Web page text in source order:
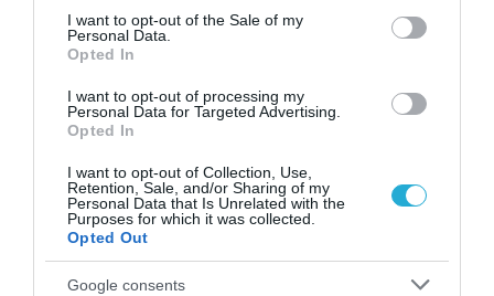
consent section.
I want to opt-out of the Sale of my
Personal Data.
Opted In
I want to opt-out of processing my
Personal Data for Targeted Advertising.
Opted In
I want to opt-out of Collection, Use,
Retention, Sale, and/or Sharing of my
Personal Data that Is Unrelated with the
Purposes for which it was collected.
Opted Out
Google consents
και πατάτες), «φάβα» ή «φαβατοκεφτέδες»
(κροκέτες από αμοργιανά κίτρινα μπιζέλια).
Γενικά η Αμοργός φημίζεται για τα κρέατα
και τα φρέσκα λαχανικά της ενώ η τέλεια
επιλογή για το καλοκαιρινό σας γεύμα είναι
και τα ταβερνάκια που βρίσκονται δίπλα στη
θάλασσα και σερβίρουν πεντανόστιμα
φρέσκα ψάρια και θαλασσινά.Φυσικά δεν